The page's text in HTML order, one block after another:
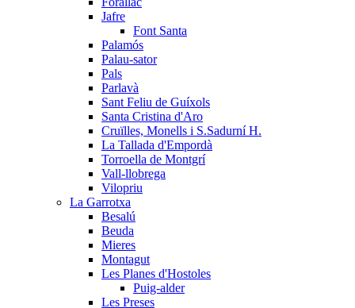
Jafre
Font Santa
Palamós
Palau-sator
Pals
Parlavà
Sant Feliu de Guíxols
Santa Cristina d'Aro
Cruïlles, Monells i S.Sadurní H.
La Tallada d'Empordà
Torroella de Montgrí
Vall-llobrega
Vilopriu
La Garrotxa
Besalú
Beuda
Mieres
Montagut
Les Planes d'Hostoles
Puig-alder
Les Preses